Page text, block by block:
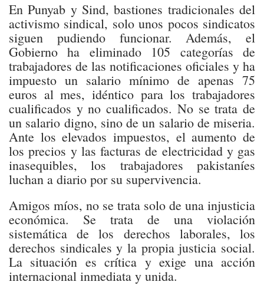
En Punyab y Sind, bastiones tradicionales del
activismo sindical, solo unos pocos sindicatos
siguen pudiendo funcionar. Además, el
Gobierno ha eliminado 105 categorías de
trabajadores de las notificaciones oficiales y ha
impuesto un salario mínimo de apenas 75
euros al mes, idéntico para los trabajadores
cualificados y no cualificados. No se trata de
un salario digno, sino de un salario de miseria.
Ante los elevados impuestos, el aumento de
los precios y las facturas de electricidad y gas
inasequibles, los trabajadores pakistaníes
luchan a diario por su supervivencia.
Amigos míos, no se trata solo de una injusticia
económica. Se trata de una violación
sistemática de los derechos laborales, los
derechos sindicales y la propia justicia social.
La situación es crítica y exige una acción
internacional inmediata y unida.